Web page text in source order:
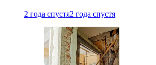
2 года спустя2 года спустя